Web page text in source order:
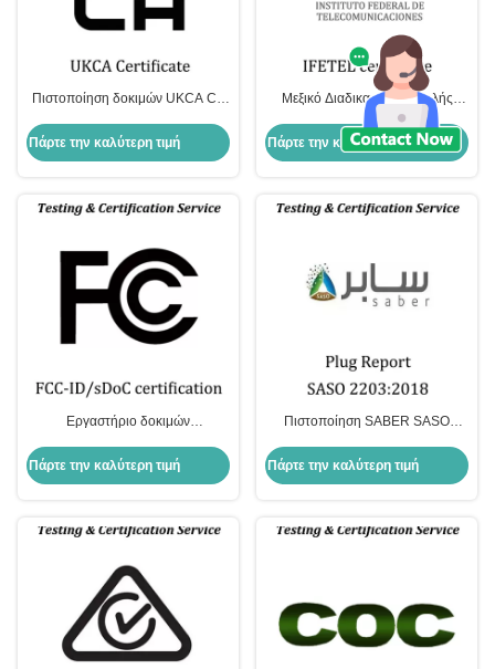
Πιστοποίηση δοκιμών UKCA CE
Πάρτε την καλύτερη τιμή
Μεξικό Διαδικασία υποβολής
αίτησης έγκρισης πιστοποίησης
IFETEL και απαίτηση λογότυπου
Πάρτε την καλύτερη τιμή
Εργαστήριο δοκιμών
Πάρτε την καλύτερη τιμή
Πιστοποίηση SABER SASO
Εθνικές διαφορές
Πάρτε την καλύτερη τιμή